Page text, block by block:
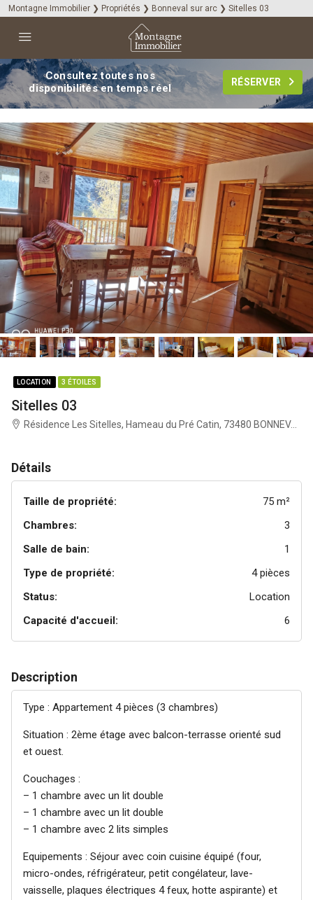
Montagne Immobilier ❯ Propriétés ❯ Bonneval sur arc ❯ Sitelles 03
Consultez toutes nos
disponibilités en temps réel
RÉSERVER
LOCATION 3 ÉTOILES
Sitelles 03
Résidence Les Sitelles, Hameau du Pré Catin, 73480 BONNEVAL-SUR-ARC
Détails
Taille de propriété:
75 m²
Chambres:
3
Salle de bain:
1
Type de propriété:
4 pièces
Status:
Location
Capacité d'accueil:
6
Description
Type : Appartement 4 pièces (3 chambres)
Situation : 2ème étage avec balcon-terrasse orienté sud
et ouest.
Couchages :
– 1 chambre avec un lit double
– 1 chambre avec un lit double
– 1 chambre avec 2 lits simples
Equipements : Séjour avec coin cuisine équipé (four,
micro-ondes, réfrigérateur, petit congélateur, lave-
vaisselle, plaques électriques 4 feux, hotte aspirante) et